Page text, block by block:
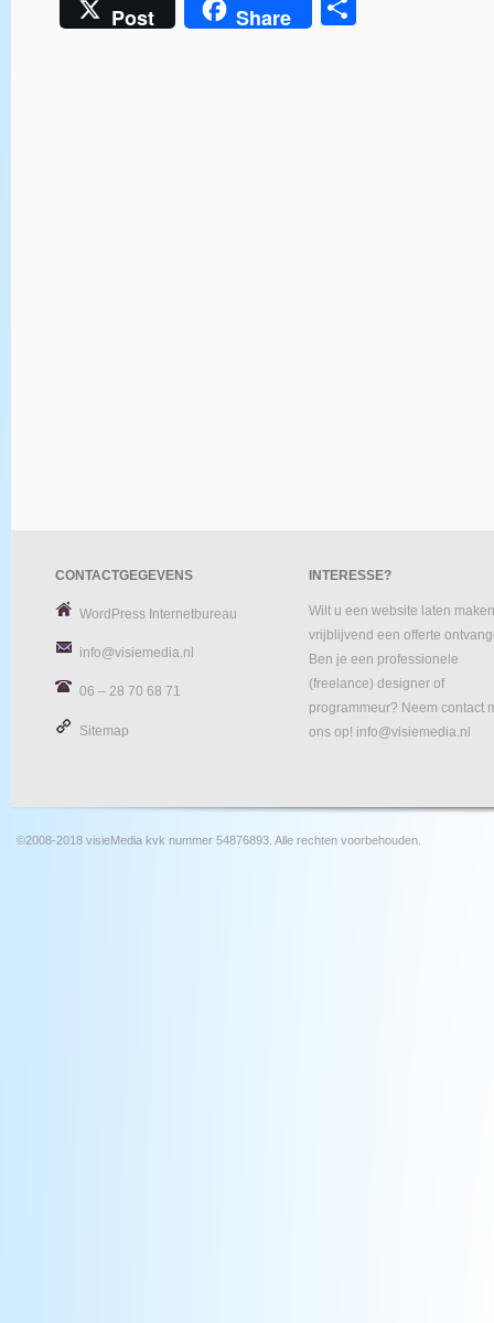
Post Share
CONTACTGEGEVENS
WordPress Internetbureau
info@visiemedia.nl
06 – 28 70 68 71
Sitemap
INTERESSE?
Wilt u een website laten
vrijblijvend een offerte
Ben je een professionele
(freelance) designer of
programmeur? Neem contact
ons op! info@visiemedia.nl
©2008-2018 visieMedia kvk nummer 54876893. Alle rechten voorbehouden.